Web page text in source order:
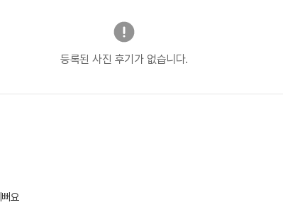
등록된 사진 후기가 없습니다.
요